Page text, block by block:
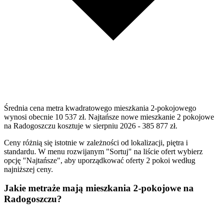
Średnia cena metra kwadratowego mieszkania 2-pokojowego
wynosi obecnie 10 537 zł. Najtańsze nowe mieszkanie 2 pokojowe
na Radogoszczu kosztuje w sierpniu 2026 - 385 877 zł.
Ceny różnią się istotnie w zależności od lokalizacji, piętra i
standardu. W menu rozwijanym "Sortuj" na liście ofert wybierz
opcję "Najtańsze", aby uporządkować oferty 2 pokoi według
najniższej ceny.
Jakie metraże mają mieszkania 2-pokojowe na
Radogoszczu?